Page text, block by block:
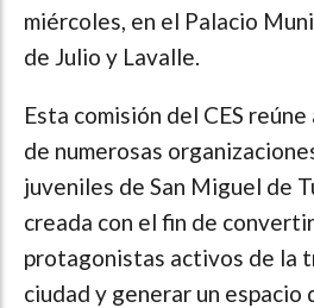
miércoles, en el Palacio
de Julio y Lavalle.
Esta comisión del CES
de numerosas
juveniles de San Miguel de
creada con el fin de
protagonistas activos de la
ciudad y generar un espacio